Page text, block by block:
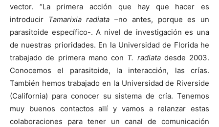
vector. “La primera acción que hay que hacer es
introducir Tamarixia radiata –no antes, porque es un
parasitoide específico-. A nivel de investigación es una
de nuestras prioridades. En la Universidad de Florida he
trabajado de primera mano con T. radiatadesde 2003.
Conocemos el parasitoide, la interacción, las crías.
También hemos trabajado en la Universidad de Riverside
(California) para conocer su sistema de cría. Tenemos
muy buenos contactos allí y vamos a relanzar estas
colaboraciones para tener un canal de comunicación